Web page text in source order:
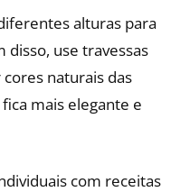
alturas para
disso, use travessas
naturais das
mais elegante e
com receitas